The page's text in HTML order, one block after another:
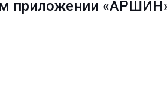
приложении